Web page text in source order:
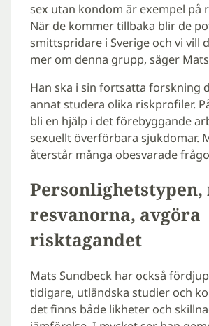
sex utan kondom är exempel på
När de kommer tillbaka blir de
smittspridare i Sverige och vi vill
mer om denna grupp, säger
Han ska i sin fortsatta forskning
annat studera olika riskprofiler.
bli en hjälp i det förebyggande
sexuellt överförbara sjukdomar.
återstår många obesvarade
Personlighetstypen,
resvanorna, avgöra
risktagandet
Mats Sundbeck har också
tidigare, utländska studier och
det finns både likheter och